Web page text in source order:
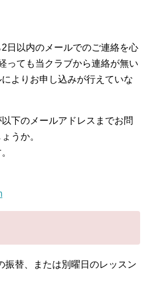
日以内のメールでのご連絡を心
っても当クラブから連絡が無い
よりお申し込みが行えていな
下のメールアドレスまでお問
うか。
振替、または別曜日のレッスン